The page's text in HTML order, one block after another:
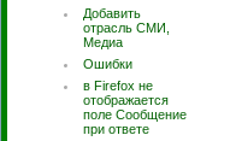
Добавить
отрасль СМИ,
Медиа
Ошибки
в Firefox не
отображается
поле Сообщение
при ответе